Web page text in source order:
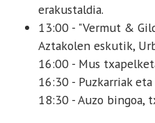
erakustaldia.
13:00 - "Vermut &
Aztakolen eskutik,
16:00 - Mus
16:30 - Puzkarriak
18:30 - Auzo bingoa,